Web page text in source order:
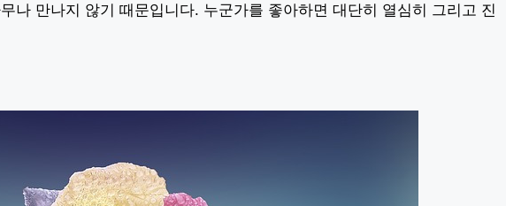
나 만나지 않기 때문입니다. 누군가를 좋아하면 대단히 열심히 그리고 진